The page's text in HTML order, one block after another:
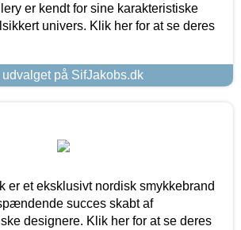
er kendt for sine karakteristiske
univers. Klik her for at se deres
udvalget på SifJakobs.dk
er et eksklusivt nordisk smykkebrand
succes skabt af
designere. Klik her for at se deres